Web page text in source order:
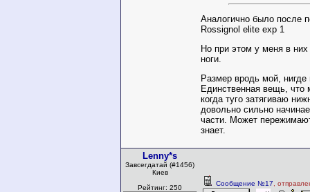
Аналогично было после
Rossignol elite exp 1
Но при этом у меня в
ноги.
Размер вродь мой, нигде
Единственная вещь, что
когда туго затягиваю
довольно сильно
части. Может
знает.
Lenny*s
Завсегдатай (#1456)
Киев
Рейтинг: 250
Сообщение №17 ,